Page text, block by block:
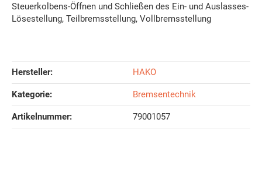
Steuerkolbens-Öffnen und Schließen des Ein- und Auslasses-
Lösestellung, Teilbremsstellung, Vollbremsstellung
Hersteller: HAKO
Kategorie: Bremsentechnik
Artikelnummer: 79001057